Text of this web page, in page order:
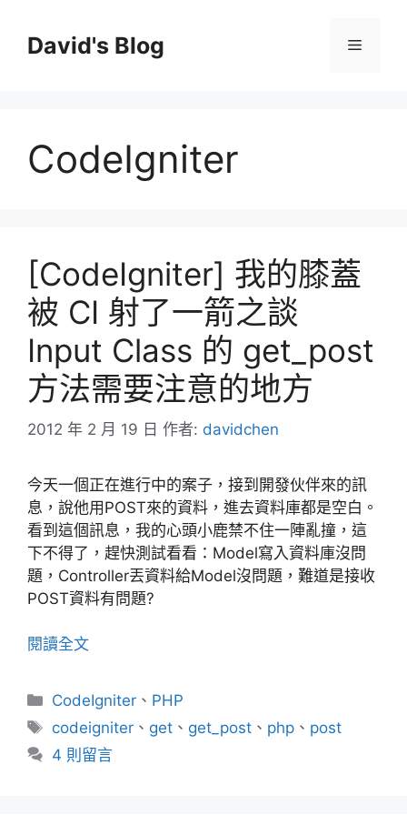
David's Blog 選
CodeIgniter
[CodeIgniter] 我的膝蓋
被 CI 射了一箭之談
Input Class 的 get_post
方法需要注意的地方
2012 年 2 月 19 日 作者: davidchen
今天一個正在進行中的案子，接到開發伙伴來的訊
息，說他用POST來的資料，進去資料庫都是空白。
看到這個訊息，我的心頭小鹿禁不住一陣亂撞，這
下不得了，趕快測試看看：Model寫入資料庫沒問
題，Controller丟資料給Model沒問題，難道是接收
POST資料有問題?
閱讀全文
分
類
CodeIgniter 、 PHP
標
籤
codeigniter 、 get 、 get_post 、 php 、 post
4 則留言